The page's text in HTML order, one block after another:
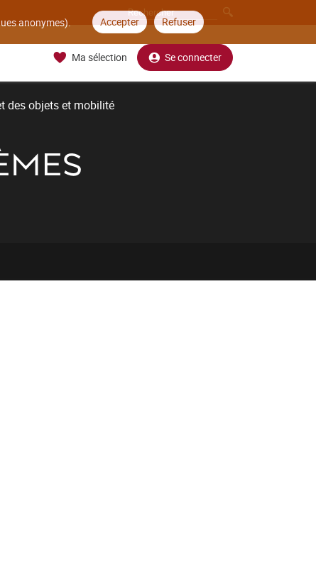
anonymes). Accepter Refuser
Ma sélection Se connecter
des objets et mobilité